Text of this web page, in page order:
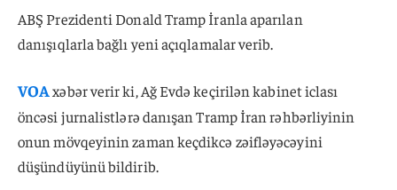
ABŞ Prezidenti Donald Tramp İranla aparılan
danışıqlarla bağlı yeni açıqlamalar verib.
VOAxəbər verir ki, Ağ Evdə keçirilən kabinet iclası
öncəsi jurnalistlərə danışan Tramp İran rəhbərliyinin
onun mövqeyinin zaman keçdikcə zəifləyəcəyini
düşündüyünü bildirib.